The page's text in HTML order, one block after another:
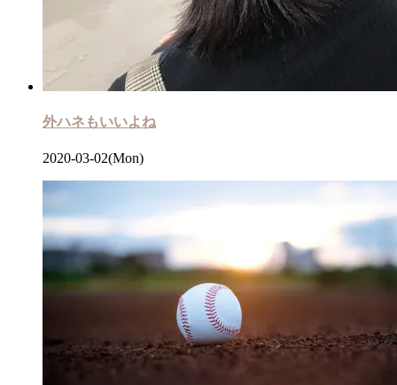
外ハネもいいよね
2020-03-02(Mon)